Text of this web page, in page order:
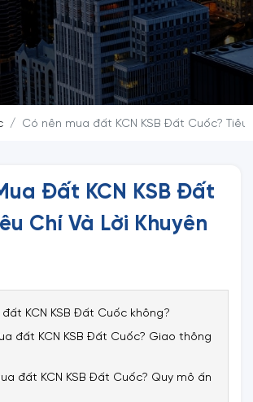
Có nên mua đất KCN KSB Đất Cuốc? Tiêu
Đất KCN KSB Đất
Chí Và Lời Khuyên
KCN KSB Đất Cuốc không?
đất KCN KSB Đất Cuốc? Giao thông
đất KCN KSB Đất Cuốc? Quy mô ấn